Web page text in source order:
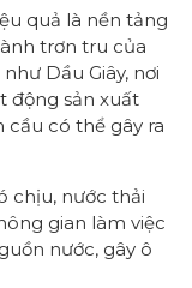
quả là nền tảng
trơn tru của
Dầu Giây, nơi
động sản xuất
cầu có thể gây ra
chịu, nước thải
gian làm việc
nước, gây ô